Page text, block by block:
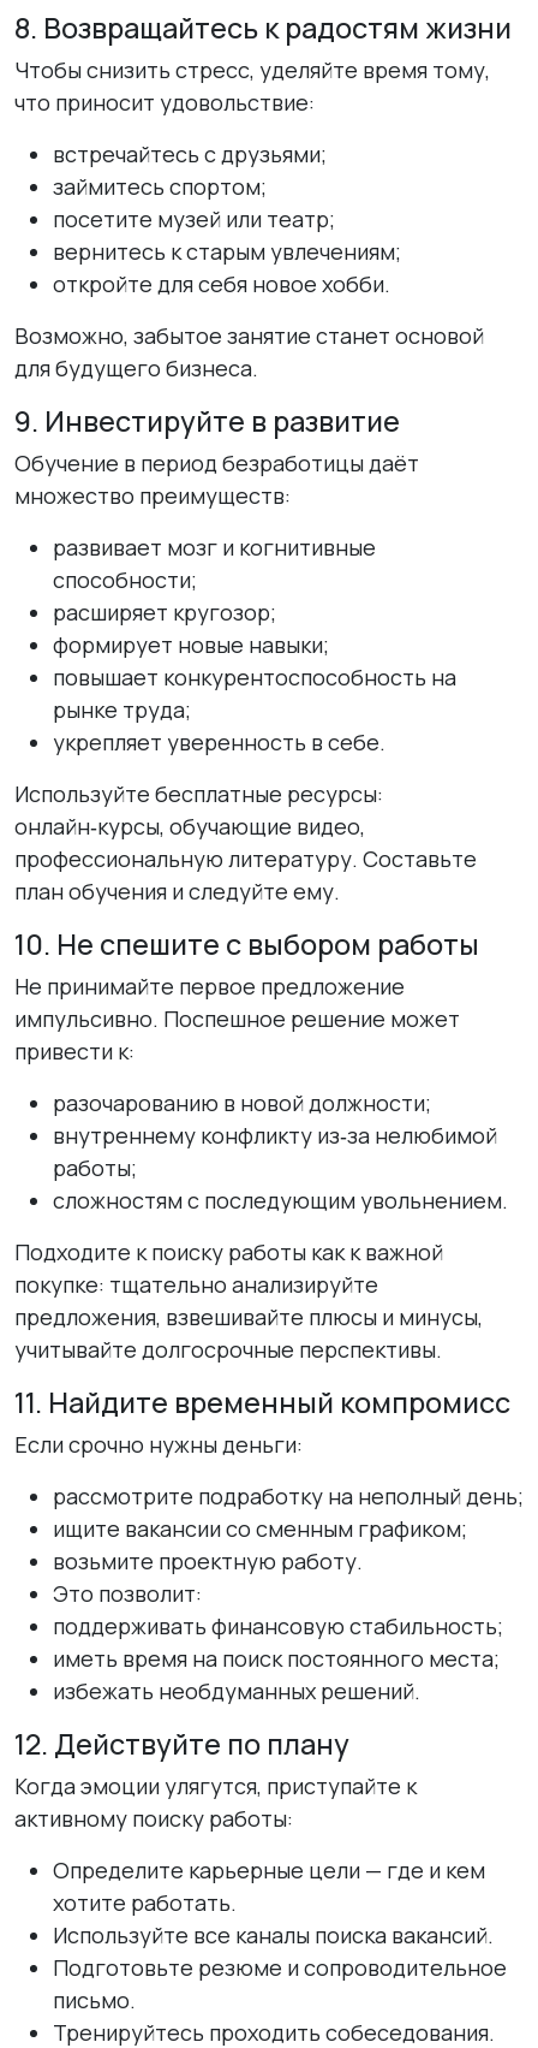
8. Возвращайтесь к радостям жизни
Чтобы снизить стресс, уделяйте время тому,
что приносит удовольствие:
встречайтесь с друзьями;
займитесь спортом;
посетите музей или театр;
вернитесь к старым увлечениям;
откройте для себя новое хобби.
Возможно, забытое занятие станет основой
для будущего бизнеса.
9. Инвестируйте в развитие
Обучение в период безработицы даёт
множество преимуществ:
развивает мозг и когнитивные
способности;
расширяет кругозор;
формирует новые навыки;
повышает конкурентоспособность на
рынке труда;
укрепляет уверенность в себе.
Используйте бесплатные ресурсы:
онлайн‑курсы, обучающие видео,
профессиональную литературу. Составьте
план обучения и следуйте ему.
10. Не спешите с выбором работы
Не принимайте первое предложение
импульсивно. Поспешное решение может
привести к:
разочарованию в новой должности;
внутреннему конфликту из‑за нелюбимой
работы;
сложностям с последующим увольнением.
Подходите к поиску работы как к важной
покупке: тщательно анализируйте
предложения, взвешивайте плюсы и минусы,
учитывайте долгосрочные перспективы.
11. Найдите временный компромисс
Если срочно нужны деньги:
рассмотрите подработку на неполный день;
ищите вакансии со сменным графиком;
возьмите проектную работу.
Это позволит:
поддерживать финансовую стабильность;
иметь время на поиск постоянного места;
избежать необдуманных решений.
12. Действуйте по плану
Когда эмоции улягутся, приступайте к
активному поиску работы:
Определите карьерные цели — где и кем
хотите работать.
Используйте все каналы поиска вакансий.
Подготовьте резюме и сопроводительное
письмо.
Тренируйтесь проходить собеседования.